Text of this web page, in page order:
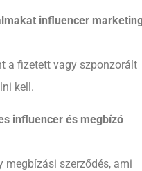
influencer
a fizetett vagy szponzorált
kell.
influencer és megbízó
megbízási szerződés, ami